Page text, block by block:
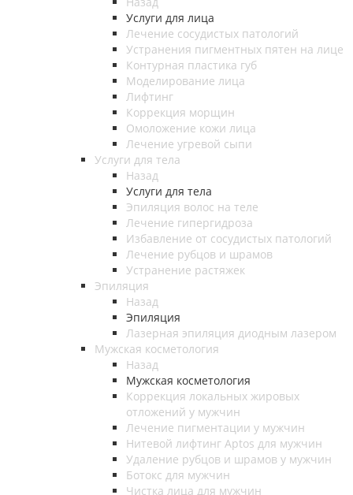
Услуги для лица
Лечение сосудистых патологий
Устранения пигментных пятен на лице
Контурная пластика губ
Моделирование лица
Лифтинг
Коррекция морщин
Омоложение кожи лица
Лечение угревой сыпи
Услуги для тела
Назад
Услуги для тела
Эпиляция волос на теле
Лечение гипергидроза
Избавление от сосудистых патологий
Лечение рубцов и шрамов
Устранение растяжек
Эпиляция
Назад
Эпиляция
Лазерная эпиляция диодным лазером
Мужская косметология
Назад
Мужская косметология
Коррекция локальных жировых
отложений у мужчин
Лечение пигментации у мужчин
Нитевой лифтинг Aptos для мужчин
Удаление рубцов и шрамов у мужчин
Ботокс для мужчин
Чистка лица для мужчин